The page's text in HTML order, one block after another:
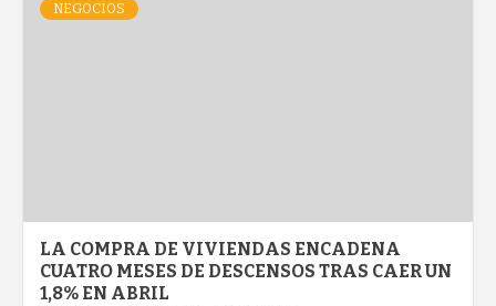
NEGOCIOS
LA COMPRA DE VIVIENDAS ENCADENA
CUATRO MESES DE DESCENSOS TRAS CAER UN
1,8% EN ABRIL